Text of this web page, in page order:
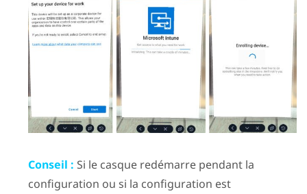
Conseil : Si le casque redémarre pendant la
configuration ou si la configuration est